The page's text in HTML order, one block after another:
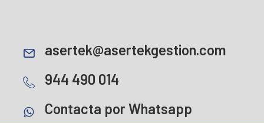
asertek@asertekgestion.com
944 490 014
Contacta por Whatsapp